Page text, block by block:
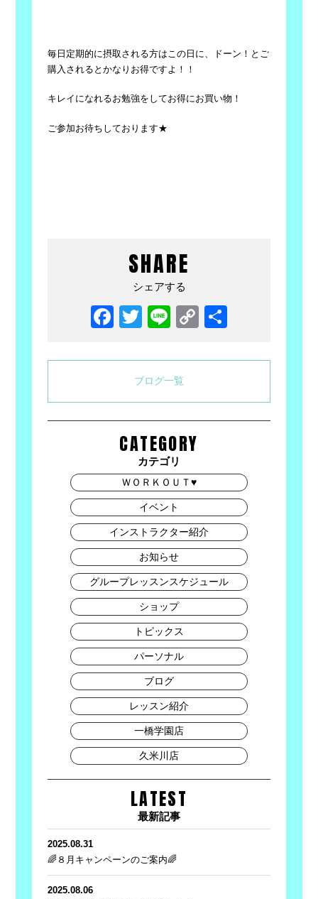
毎日定期的に摂取される方はこの日に、ドーン！とご
購入されるとかなりお得ですよ！！
キレイになれるお勉強をしてお得にお買い物！
ご参加お待ちしております★
SHARE
シェアする
Facebook
Twitter
LineCopy
ブログ一覧
CATEGORY
カテゴリ
ＷＯＲＫＯＵＴ♥
イベント
インストラクター紹介
お知らせ
グループレッスンスケジュール
ショップ
トピックス
パーソナル
ブログ
レッスン紹介
一橋学園店
久米川店
LATEST
最新記事
2025.08.31
🌈８月キャンペーンのご案内🌈
2025.08.06